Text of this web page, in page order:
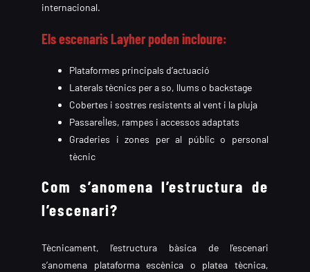
internacional.
Els escenaris Layher poden incloure:
Plataformes principals d’actuació
Laterals tècnics per a so, llums o backstage
Cobertes i sostres resistents al vent i la pluja
Passarel·les, rampes i accessos adaptats
Graderies i zones per al públic o personal
tècnic
Com s’anomena l’estructura de
l’escenari?
Tècnicament, l’estructura bàsica de l’escenari
s’anomena plataforma escènica o platea tècnica,